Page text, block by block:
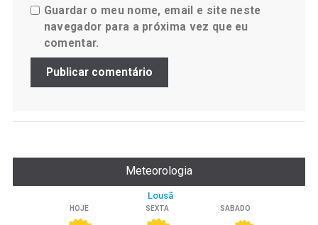
Guardar o meu nome, email e site neste
navegador para a próxima vez que eu
comentar.
Meteorologia